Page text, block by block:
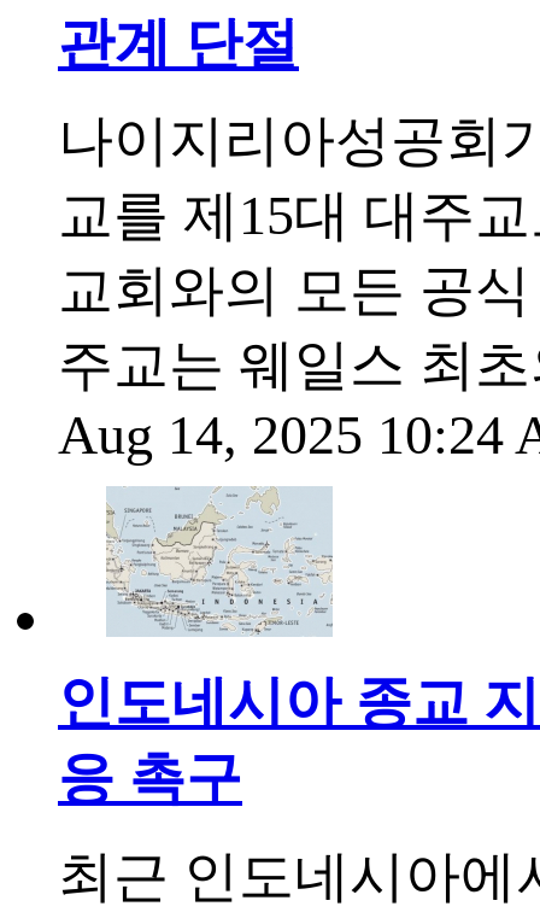
관계 단절
나이지리아성공회
교를 제15대 대주
교회와의 모든 공
주교는 웨일스 최
Aug 14, 2025 10:24
인도네시아 종교
응 촉구
최근 인도네시아